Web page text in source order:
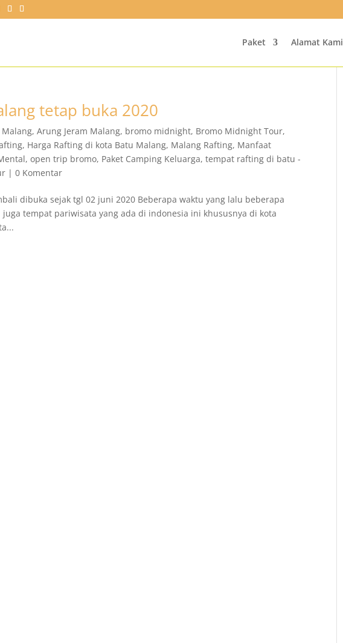
Paket Alamat Kami
tetap buka 2020
Malang,Arung Jeram Malang, bromo midnight, Bromo Midnight Tour,
, Harga Rafting di kota Batu Malang, Malang Rafting, Manfaat
,open trip bromo, Paket Camping Keluarga,tempat rafting di batu -
|0 Komentar
dibuka sejak tgl 02 juni 2020 Beberapa waktu yang lalu beberapa
tempat pariwisata yang ada di indonesia ini khususnya di kota